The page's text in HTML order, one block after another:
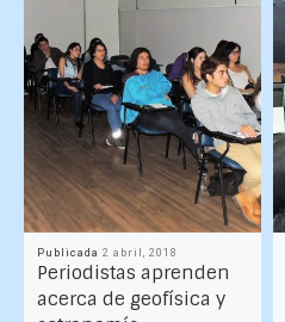
Publicada 2 abril, 2018
Periodistas aprenden
acerca de geofísica y